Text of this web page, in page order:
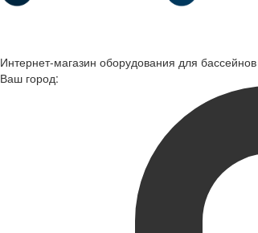
Интернет-магазин оборудования для
Ваш город: